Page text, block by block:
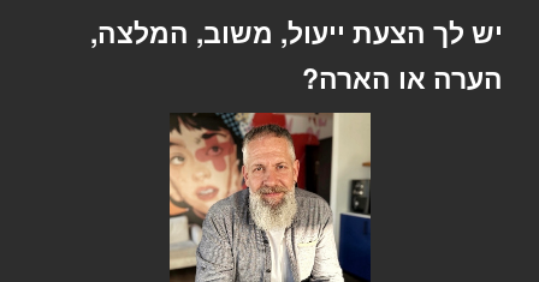
יש לך הצעת ייעול, משוב, המלצה,
הערה או הארה?